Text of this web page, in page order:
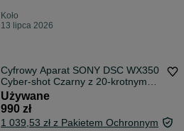
Koło
13 lipca 2026
Cyfrowy Aparat SONY DSC WX350
Cyber-shot Czarny z 20-krotnym
Zoomem Optycznym
Używane
990 zł
1 039,53 zł z Pakietem Ochronnym